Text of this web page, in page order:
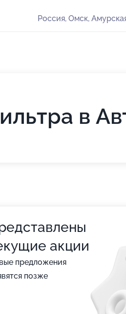
Россия, Омск,
в
акции
предложения
позже